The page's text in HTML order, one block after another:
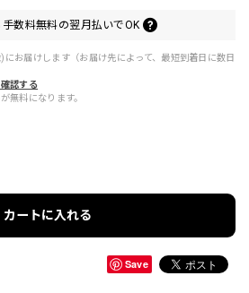
手数料無料の翌月払いでOK
お届けします（お届け先によって、最短到着日に数日
認する
無料になります。
カートに入れる
Save